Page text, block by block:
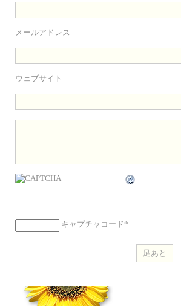
メールアドレス
ウェブサイト
キャプチャコード *